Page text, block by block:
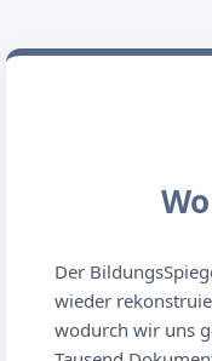
Der
wieder
wodurch wir uns